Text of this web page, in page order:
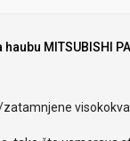
MITSUBISHI